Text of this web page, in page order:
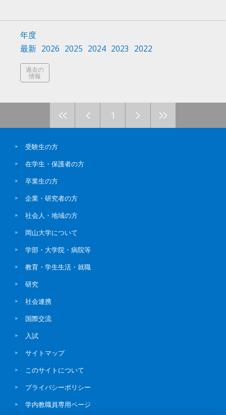
年度
最新 2026 2025 2024 2023 2022
過去の
情報
<< < 1 > >>
受験生の方
在学生・保護者の方
卒業生の方
企業・研究者の方
社会人・地域の方
岡山大学について
学部・大学院・病院等
教育・学生生活・就職
研究
社会連携
国際交流
入試
サイトマップ
このサイトについて
プライバシーポリシー
学内教職員専用ページ